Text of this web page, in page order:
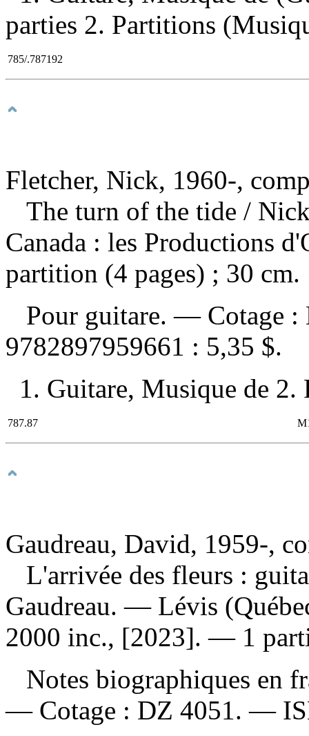
parties 2. Partitions
785/.787192
Fletcher, Nick, 1960-,
The turn of the tide /
Canada : les Productions
partition (4 pages) ; 30 cm.
Pour guitare. — Cotage :
9782897959661 : 5,35 $.
1. Guitare, Musique de
787.87
Gaudreau, David, 1959-,
L'arrivée des fleurs :
Gaudreau. — Lévis
2000 inc., [2023]. — 1
Notes biographiques en
— Cotage : DZ 4051. —